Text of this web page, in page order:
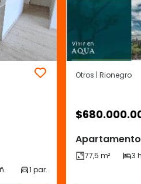
Otros | Rionegro
$
Apartamento